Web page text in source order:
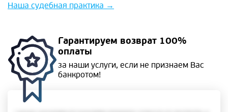
Наша судебная практика →
Гарантируем возврат 100%
оплаты
за наши услуги, если не признаем Вас
банкротом!